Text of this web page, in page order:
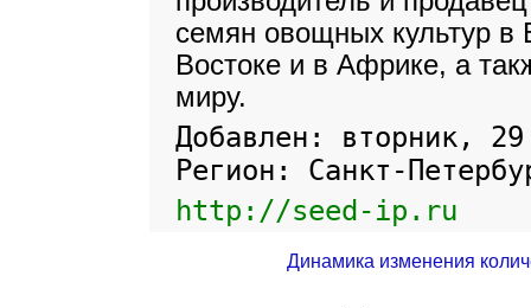
семян овощных культур
Востоке и в Африке, а
миру.
Добавлен: вторник,
Регион: Санкт-
http://seed-ip.ru
Динамика изменения